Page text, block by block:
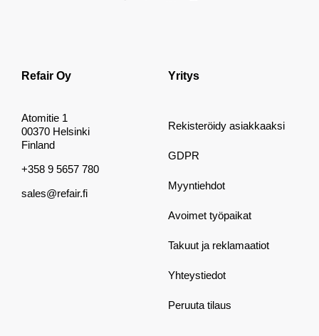
Refair Oy
Atomitie 1
00370 Helsinki
Finland
+358 9 5657 780
sales@refair.fi
Yritys
Rekisteröidy asiakkaaksi
GDPR
Myyntiehdot
Avoimet työpaikat
Takuut ja reklamaatiot
Yhteystiedot
Peruuta tilaus